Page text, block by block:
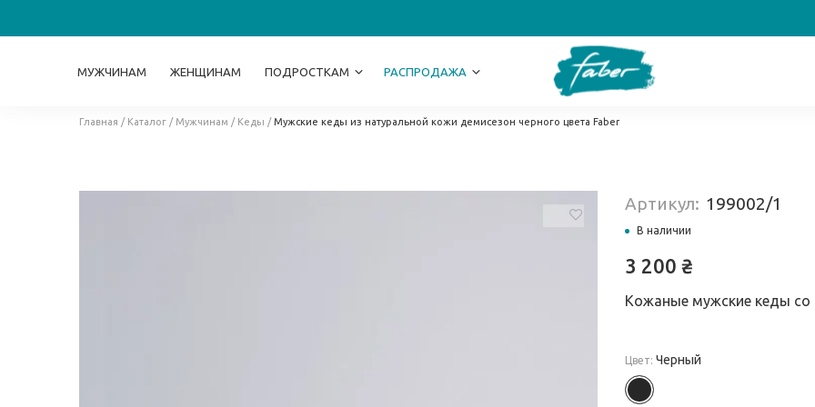
МУЖЧИНАМ ЖЕНЩИНАМ ПОДРОСТКАМ РАСПРОДАЖА
Главная / Каталог / Мужчинам / Кеды /Мужские кеды из натуральной кожи демисезон черного цвета Faber
Артикул: 199002/1
В наличии
3 200 ₴
Кожаные мужские кеды со
Цвет: Черный